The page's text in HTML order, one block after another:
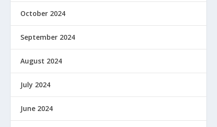
October 2024
September 2024
August 2024
July 2024
June 2024